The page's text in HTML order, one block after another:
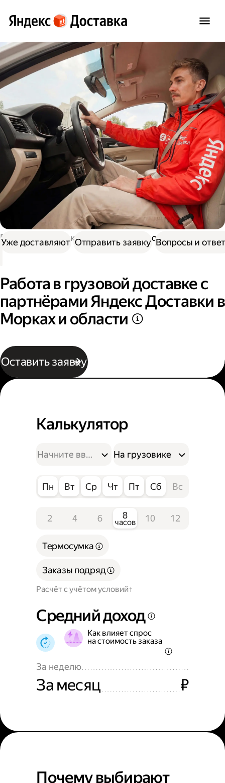
Работа в Доставке Работа в грузовой доставке
Работа в грузовой доставке с
партнёрами Яндекс Доставки в
Морках и области
Оставить заявку
Уже доставляют Отправить заявку Вопросы и
Калькулятор
На грузовике
Пн Вт Ср Чт Пт Сб Вс
2 4 6 8
часов 10 12
Расчёт с учётом условий
Термосумка
Заказы подряд
Средний доход
Как влияет спрос
на стоимость заказа
За неделю
За месяц ₽
Почему выбирают